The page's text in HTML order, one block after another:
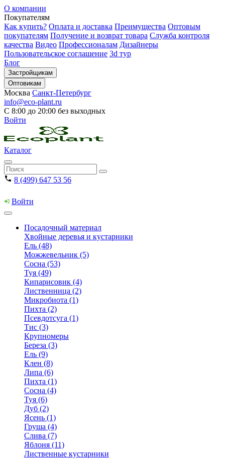
О компании
Покупателям
Как купить? Оплата и доставка Преимущества Оптовым
покупателям Получение и возврат товара Служба контроля
качества Видео Профессионалам Дизайнеры
Пользовательское соглашение 3d тур
Блог
Застройщикам
Оптовикам
Москва Санкт-Петербург
info@eco-plant.ru
С 8:00 до 20:00 без выходных
Войти
Каталог
8 (499) 647 53 56
Войти
Посадочный материал
Хвойные деревья и кустарники
Ель (48)
Можжевельник (5)
Сосна (53)
Туя (49)
Кипарисовик (4)
Лиственница (2)
Микробиота (1)
Пихта (2)
Псевдотсуга (1)
Тис (3)
Крупномеры
Береза (3)
Ель (9)
Клен (8)
Липа (6)
Пихта (1)
Сосна (4)
Туя (6)
Дуб (2)
Ясень (1)
Груша (4)
Слива (7)
Яблоня (11)
Лиственные кустарники